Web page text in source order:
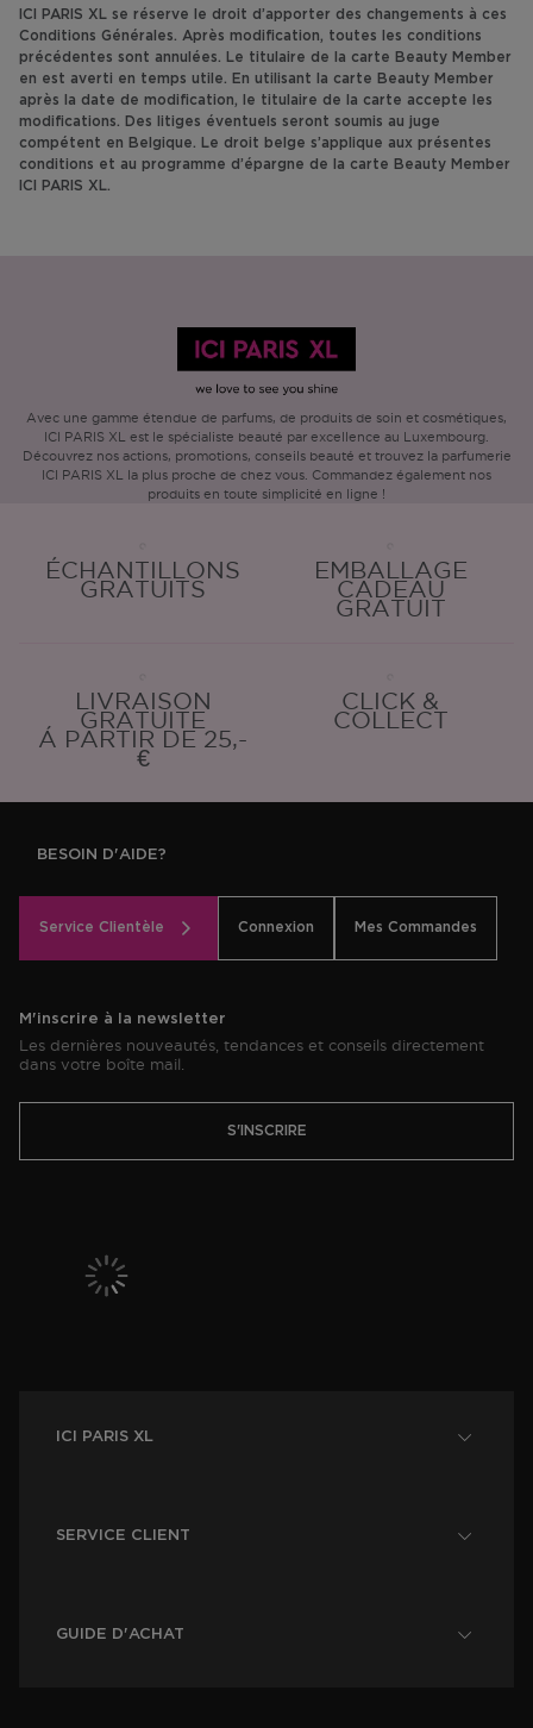
ICI PARIS XL se réserve le droit d’apporter des changements à ces
Conditions Générales. Après modification, toutes les conditions
précédentes sont annulées. Le titulaire de la carte Beauty Member
en est averti en temps utile. En utilisant la carte Beauty Member
après la date de modification, le titulaire de la carte accepte les
modifications. Des litiges éventuels seront soumis au juge
compétent en Belgique. Le droit belge s’applique aux présentes
conditions et au programme d’épargne de la carte Beauty Member
ICI PARIS XL.
Avec une gamme étendue de parfums, de produits de soin et cosmétiques,
ICI PARIS XL est le spécialiste beauté par excellence au Luxembourg.
Découvrez nos actions, promotions, conseils beauté et trouvez la parfumerie
ICI PARIS XL la plus proche de chez vous. Commandez également nos
produits en toute simplicité en ligne !
ÉCHANTILLONS
GRATUITS
EMBALLAGE
CADEAU
GRATUIT
LIVRAISON
GRATUITE
Á PARTIR DE 25,-
€
CLICK &
COLLECT
BESOIN D'AIDE?
Service Clientèle Connexion Mes Commandes
M'inscrire à la newsletter
Les dernières nouveautés, tendances et conseils directement
dans votre boîte mail.
S'INSCRIRE
ICI PARIS XL
SERVICE CLIENT
GUIDE D'ACHAT